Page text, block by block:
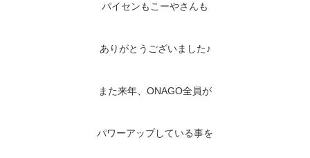
パイセンもこーやさんも
ありがとうございました♪
また来年、ONAGO全員が
パワーアップしている事を